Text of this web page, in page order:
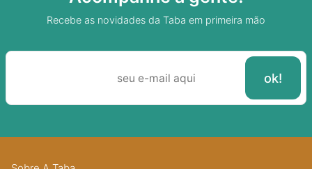
Recebe as novidades da Taba em primeira mão